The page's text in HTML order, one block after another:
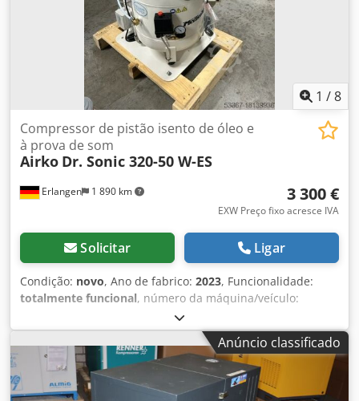
1 /8
Erlangen 1 890 km
Compressor de pistão isento de óleo e
à prova de som
Airko Dr. Sonic 320-50 W-ES
3 300 €
EXW Preço fixo acresce IVA
Solicitar Ligar
Condição: novo, Ano de fabrico: 2023, Funcionalidade:
totalmente funcional, número da máquina/veículo:
89 kg, altura total:
potência:2,2 kW (2,99 cv), pressão (máx.):8 barra, nível de
ruído:60 dB, Disponível imediatamente: novo compressor
de pistão DENTAL isento de óleo Dr Sonic 320-50-W-ES com
secador de adsorção de coluna dupla anexado com caixa
Anúncio classificado